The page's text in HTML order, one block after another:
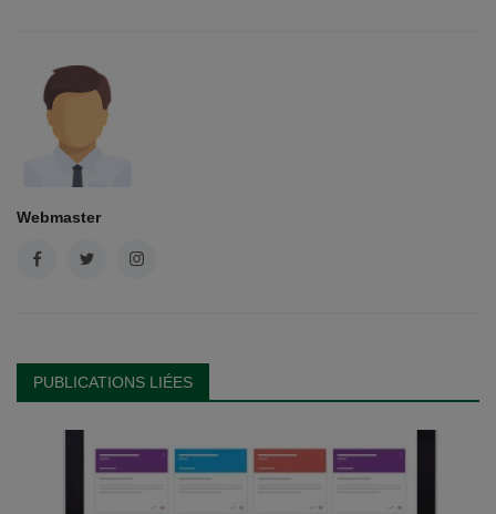
Webmaster
PUBLICATIONS LIÉES